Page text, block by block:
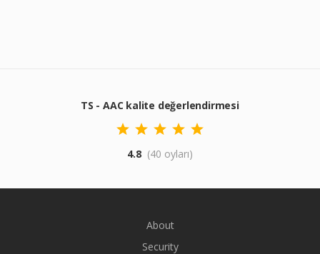
TS - AAC kalite değerlendirmesi
4.8 (40 oyları)
About
Security